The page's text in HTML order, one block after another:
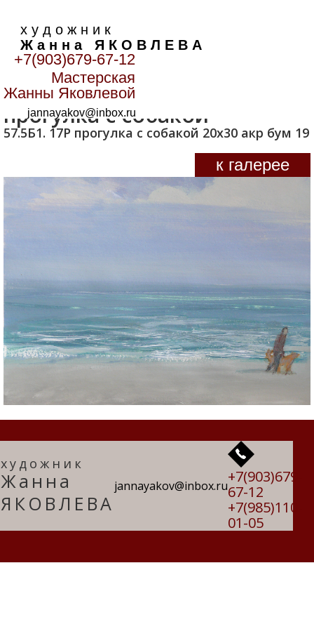
х у д о ж н и к
Ж а н н а Я К О В Л Е В А
+7(903)679-67-12
Мастерская
Жанны Яковлевой
jannayakov@inbox.ru
Главная>Графика>прогулка с собакой
прогулка с собакой
57.5Б1. 17Р прогулка с собакой 20х30 акр бум 19
к галерее
художник
Жанна
ЯКОВЛЕВА
jannayakov@inbox.ru+7(903)679-
67-12
+7(985)110-
01-05